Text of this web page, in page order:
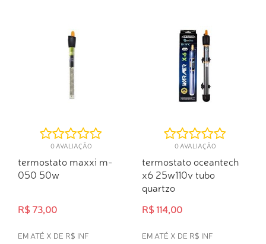
0 AVALIAÇÃO
termostato maxxi m-
050 50w
R$ 73,00
EM ATÉ X DE R$ INF
0 AVALIAÇÃO
termostato oceantech
x6 25w110v tubo
quartzo
R$ 114,00
EM ATÉ X DE R$ INF